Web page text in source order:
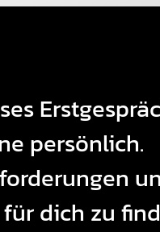
persönlich.
dich zu